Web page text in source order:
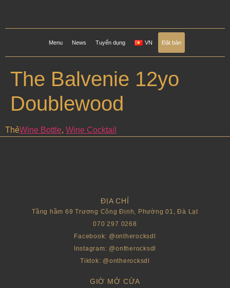
Menu News Tuyển dụng VN Đặt bàn
The Balvenie 12yo
Doublewood
ThẻWine Bottle, Wine Cocktail
ĐỊA CHỈ
Tầng hầm 69 Trương Công Định, Phường 01, Đà Lạt
070 297 0268
Facebook: @ontherocksdl
Instagram: @ontherocksdl
Tiktok: @ontherocksdl
GIỜ MỞ CỬA